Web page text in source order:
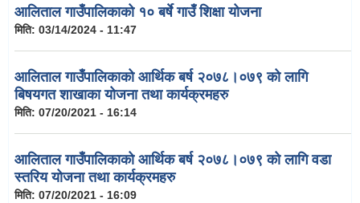
आलिताल गाउँपालिकाको १० बर्षे गाउँ शिक्षा योजना
मिति: 03/14/2024 - 11:47
आलिताल गाउँपालिकाको आर्थिक बर्ष २०७८।०७९ को लागि
बिषयगत शाखाका योजना तथा कार्यक्रमहरु
मिति: 07/20/2021 - 16:14
आलिताल गाउँपालिकाको आर्थिक बर्ष २०७८।०७९ को लागि वडा
स्तरिय योजना तथा कार्यक्रमहरु
मिति: 07/20/2021 - 16:09